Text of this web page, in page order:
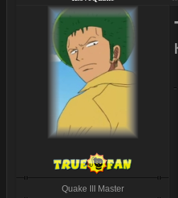
Quake III Master